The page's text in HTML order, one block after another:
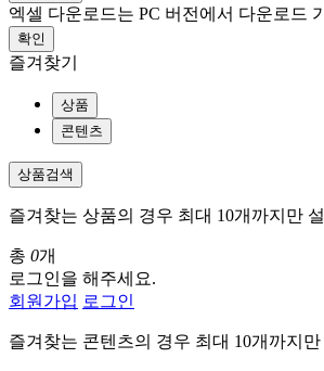
엑셀 다운로드는 PC 버전에서 다운로드
확인
즐겨찾기
상품
콘텐츠
상품검색
즐겨찾는 상품의 경우 최대 10개까지만
총 0개
로그인을 해주세요.
회원가입 로그인
즐겨찾는 콘텐츠의 경우 최대 10개까지